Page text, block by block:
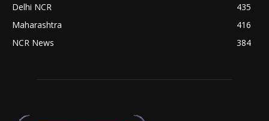
Delhi NCR
435
Maharashtra
416
NCR News
384